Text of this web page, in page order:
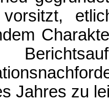
Jahres zu